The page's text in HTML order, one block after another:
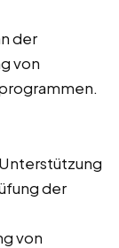
der
von
Unterstützung
der
von